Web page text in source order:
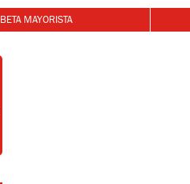
BETA MAYORISTA